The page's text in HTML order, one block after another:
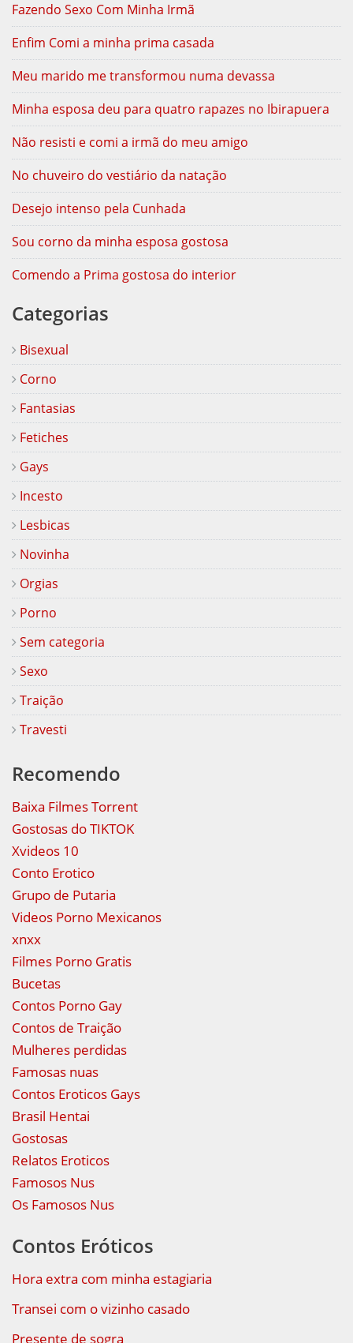
Fazendo Sexo Com Minha Irmã
Enfim Comi a minha prima casada
Meu marido me transformou numa devassa
Minha esposa deu para quatro rapazes no Ibirapuera
Não resisti e comi a irmã do meu amigo
No chuveiro do vestiário da natação
Desejo intenso pela Cunhada
Sou corno da minha esposa gostosa
Comendo a Prima gostosa do interior
Categorias
Bisexual
Corno
Fantasias
Fetiches
Gays
Incesto
Lesbicas
Novinha
Orgias
Porno
Sem categoria
Sexo
Traição
Travesti
Recomendo
Baixa Filmes Torrent
Gostosas do TIKTOK
Xvideos 10
Conto Erotico
Grupo de Putaria
Videos Porno Mexicanos
xnxx
Filmes Porno Gratis
Bucetas
Contos Porno Gay
Contos de Traição
Mulheres perdidas
Famosas nuas
Contos Eroticos Gays
Brasil Hentai
Gostosas
Relatos Eroticos
Famosos Nus
Os Famosos Nus
Contos Eróticos
Hora extra com minha estagiaria
Transei com o vizinho casado
Presente de sogra